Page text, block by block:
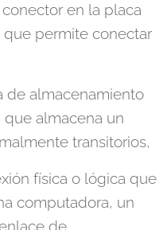
en la placa
permite conectar
de almacenamiento
almacena un
transitorios,
física o lógica que
computadora, un
de